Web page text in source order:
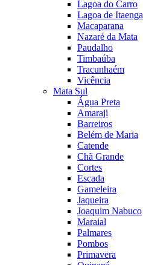
Lagoa do Carro
Lagoa de Itaenga
Macaparana
Nazaré da Mata
Paudalho
Timbaúba
Tracunhaém
Vicência
Mata Sul
Água Preta
Amaraji
Barreiros
Belém de Maria
Catende
Chã Grande
Cortes
Escada
Gameleira
Jaqueira
Joaquim Nabuco
Maraial
Palmares
Pombos
Primavera